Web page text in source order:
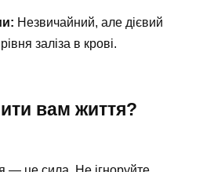
Незвичайний, але дієвий
заліза в крові.
вам життя?